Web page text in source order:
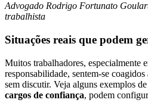
Advogado Rodrigo Fortunato
trabalhista
Situações reais que podem
Muitos trabalhadores, especialmente
responsabilidade, sentem-se
sem discutir. Veja alguns exemplos
cargos de confiança, podem